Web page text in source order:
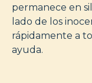
permanece en
lado de los
rápidamente a
ayuda.